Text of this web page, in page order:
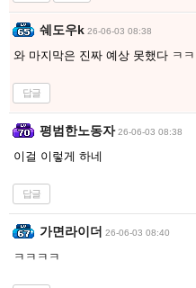
쉐도우k 26-06-03 08:38
와 마지막은 진짜 예상 못했다 ㅋㅋ
답글
평범한노동자 26-06-03 08:38
이걸 이렇게 하네
답글
가면라이더 26-06-03 08:40
ㅋㅋㅋㅋ